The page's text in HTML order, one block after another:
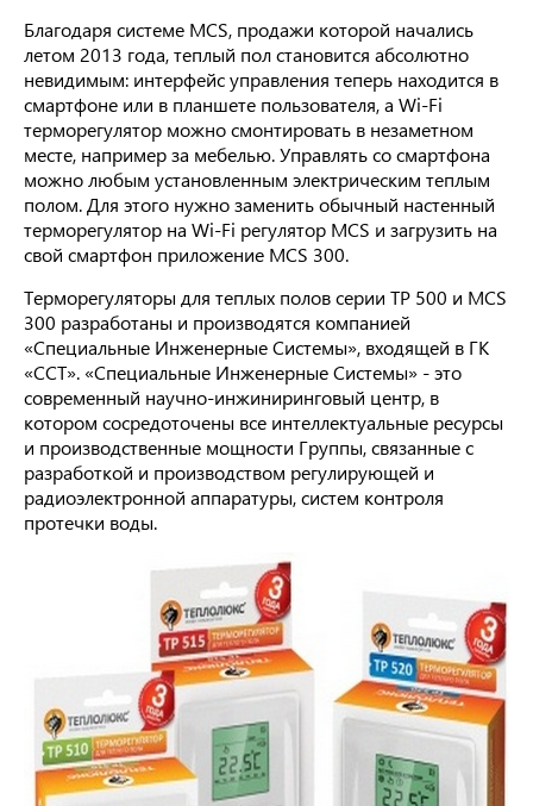
Благодаря системе MCS, продажи которой начались
летом 2013 года, теплый пол становится абсолютно
невидимым: интерфейс управления теперь находится в
смартфоне или в планшете пользователя, а Wi-Fi
терморегулятор можно смонтировать в незаметном
месте, например за мебелью. Управлять со смартфона
можно любым установленным электрическим теплым
полом. Для этого нужно заменить обычный настенный
терморегулятор на Wi-Fi регулятор MCS и загрузить на
свой смартфон приложение MCS 300.
Терморегуляторы для теплых полов серии ТР 500 и MCS
300 разработаны и производятся компанией
«Специальные Инженерные Системы», входящей в ГК
«ССТ». «Специальные Инженерные Системы» - это
современный научно-инжиниринговый центр, в
котором сосредоточены все интеллектуальные ресурсы
и производственные мощности Группы, связанные с
разработкой и производством регулирующей и
радиоэлектронной аппаратуры, систем контроля
протечки воды.